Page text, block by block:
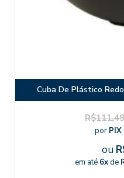
Cuba De Plástico
por PIX
ou
em até 6xde